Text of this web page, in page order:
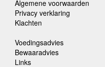
Algemene voorwaarden
Privacy verklaring
Klachten
Voedingsadvies
Bewaaradvies
Links